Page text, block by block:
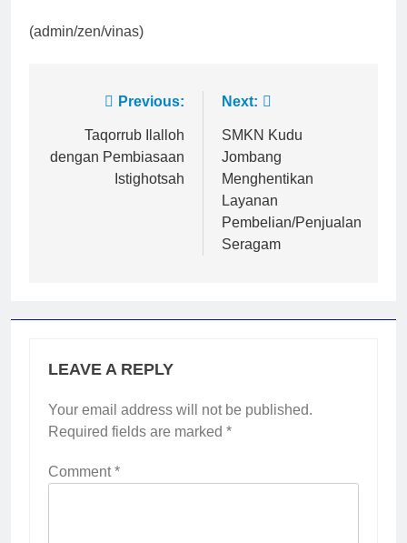
(admin/zen/vinas)
navigation
Previous:
Taqorrub Ilalloh
dengan Pembiasaan
Istighotsah
Next:
SMKN Kudu
Jombang
Menghentikan
Layanan
Pembelian/Penjualan
Seragam
LEAVE A REPLY
Your email address will not be published.
Required fields are marked *
Comment*